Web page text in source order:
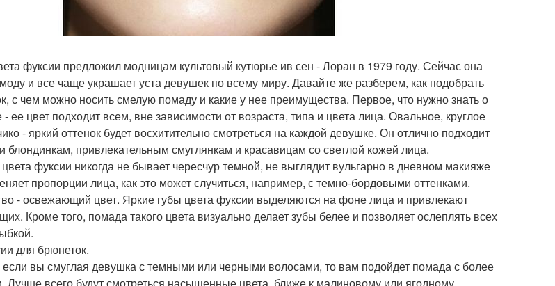
фуксии предложил модницам культовый кутюрье ив сен - Лоран в 1979 году. Сейчас она
и все чаще украшает уста девушек по всему миру. Давайте же разберем, как подобрать
с чем можно носить смелую помаду и какие у нее преимущества. Первое, что нужно знать о
ее цвет подходит всем, вне зависимости от возраста, типа и цвета лица. Овальное, круглое
- яркий оттенок будет восхитительно смотреться на каждой девушке. Он отлично подходит
блондинкам, привлекательным смуглянкам и красавицам со светлой кожей лица.
фуксии никогда не бывает чересчур темной, не выглядит вульгарно в дневном макияже
пропорции лица, как это может случиться, например, с темно-бордовыми оттенками.
- освежающий цвет. Яркие губы цвета фуксии выделяются на фоне лица и привлекают
Кроме того, помада такого цвета визуально делает зубы белее и позволяет ослеплять всех
для брюнеток.
вы смуглая девушка с темными или черными волосами, то вам подойдет помада с более